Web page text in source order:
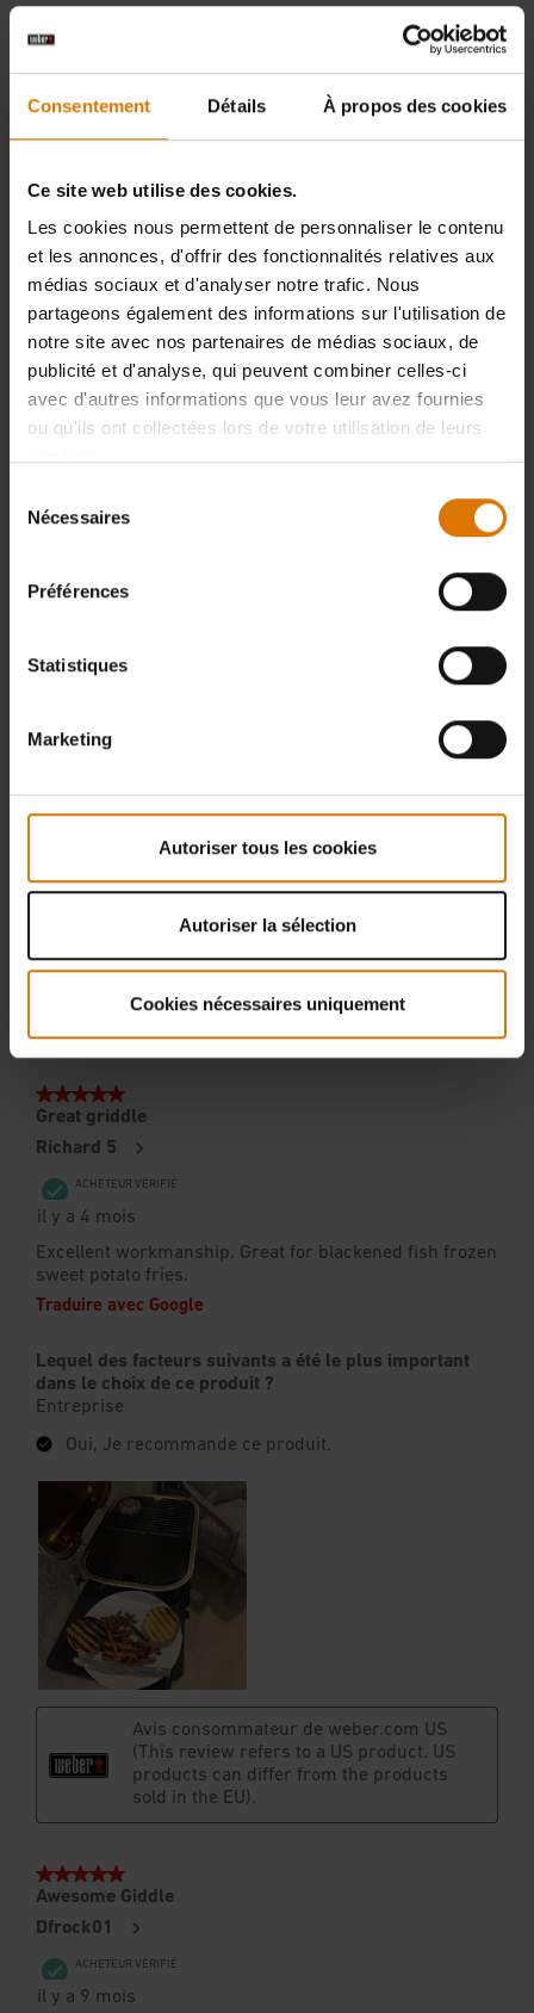
Consentement Détails À propos des cookies
Ce site web utilise des cookies.
Les cookies nous permettent de personnaliser le contenu
et les annonces, d'offrir des fonctionnalités relatives aux
médias sociaux et d'analyser notre trafic. Nous
partageons également des informations sur l'utilisation de
notre site avec nos partenaires de médias sociaux, de
publicité et d'analyse, qui peuvent combiner celles-ci
avec d'autres informations que vous leur avez fournies
ou qu'ils ont collectées lors de votre utilisation de leurs
Nécessaires
Préférences
Statistiques
Marketing
Autoriser tous les cookies
Autoriser la sélection
Cookies nécessaires uniquement